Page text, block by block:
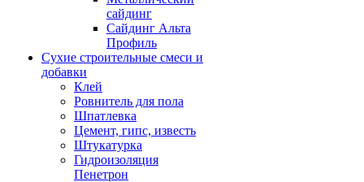
сайдинг
Сайдинг Альта
Профиль
Сухие строительные смеси и
добавки
Клей
Ровнитель для пола
Шпатлевка
Цемент, гипс, известь
Штукатурка
Гидроизоляция
Пенетрон